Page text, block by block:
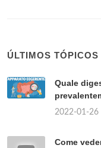
ÚLTIMOS TÓPICOS
Quale
2022-01-26
Come